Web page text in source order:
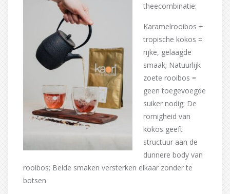
theecombinatie:
Karamelrooibos +
tropische kokos =
rijke, gelaagde
smaak; Natuurlijk
zoete rooibos =
geen toegevoegde
suiker nodig; De
romigheid van
kokos geeft
structuur aan de
dunnere body van
rooibos; Beide smaken versterken elkaar zonder te
botsen